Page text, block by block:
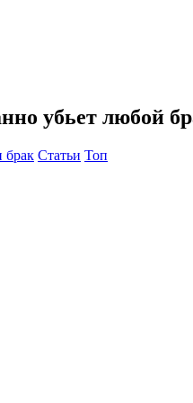
убьет любой
брак Статьи Топ